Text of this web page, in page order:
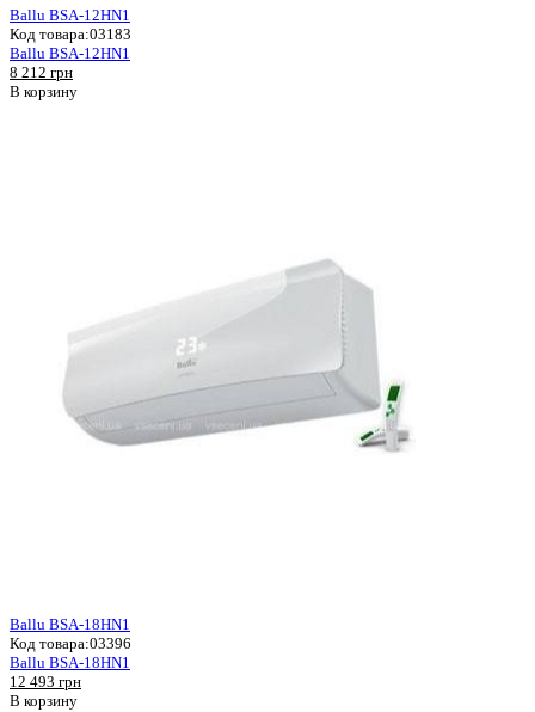
Ballu BSA-12HN1
Код товара:03183
Ballu BSA-12HN1
8 212 грн
В корзину
Ballu BSA-18HN1
Код товара:03396
Ballu BSA-18HN1
12 493 грн
В корзину